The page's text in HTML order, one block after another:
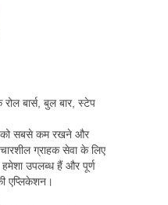
बार्स, बुल बार, स्टेप
को सबसे कम रखने और
ग्राहक सेवा के लिए
उपलब्ध हैं और पूर्ण
एप्लिकेशन।